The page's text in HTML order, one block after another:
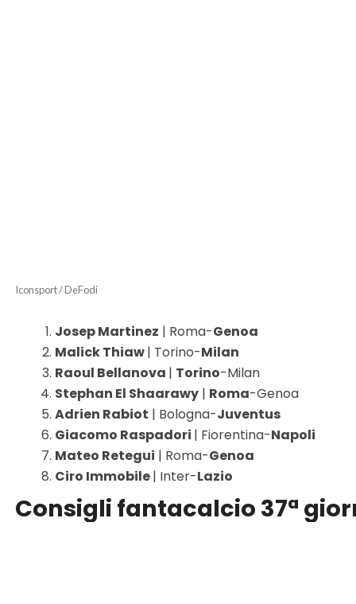
Iconsport / DeFodi
Josep Martinez | Roma-Genoa
Malick Thiaw| Torino-Milan
Raoul Bellanova | Torino-Milan
Stephan El Shaarawy| Roma-Genoa
Adrien Rabiot | Bologna-Juventus
Giacomo Raspadori | Fiorentina-Napoli
Mateo Retegui | Roma-Genoa
Ciro Immobile| Inter-Lazio
Consigli fantacalcio 37ª